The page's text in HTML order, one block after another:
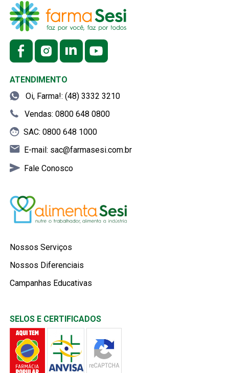
ATENDIMENTO
Oi, Farma!: (48) 3332 3210
Vendas: 0800 648 0800
SAC: 0800 648 1000
E-mail: sac@farmasesi.com.br
Fale Conosco
Nossos Serviços
Nossos Diferenciais
Campanhas Educativas
SELOS E CERTIFICADOS